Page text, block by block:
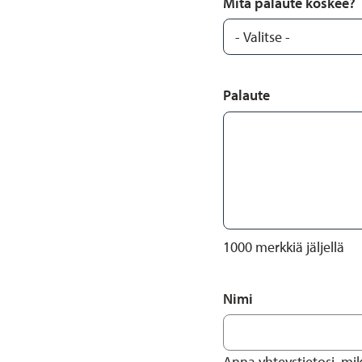
Palaute
1000 merkkiä jäljellä
Nimi